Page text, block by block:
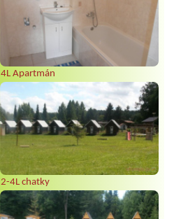
4L Apartmán
2-4L chatky